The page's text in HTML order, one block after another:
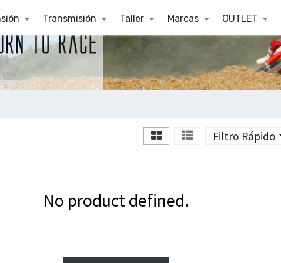
Transmisión Taller Marcas OUTLET
Filtro Rápido
No product defined.